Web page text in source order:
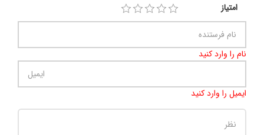
امتیاز
نام را وارد کنید
ایمیل را وارد کنید